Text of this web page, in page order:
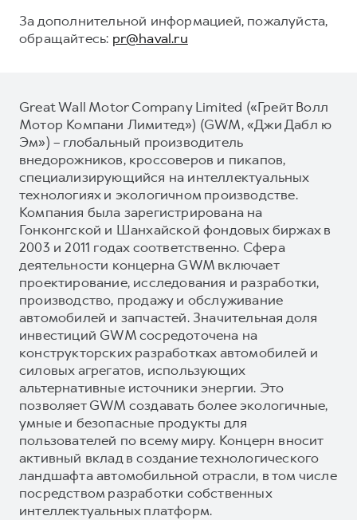
За дополнительной информацией, пожалуйста,
обращайтесь: pr@haval.ru
Great Wall Motor Company Limited («Грейт Волл
Мотор Компани Лимитед») (GWM, «Джи Дабл ю
Эм») – глобальный производитель
внедорожников, кроссоверов и пикапов,
специализирующийся на интеллектуальных
технологиях и экологичном производстве.
Компания была зарегистрирована на
Гонконгской и Шанхайской фондовых биржах в
2003 и 2011 годах соответственно. Сфера
деятельности концерна GWM включает
проектирование, исследования и разработки,
производство, продажу и обслуживание
автомобилей и запчастей. Значительная доля
инвестиций GWM сосредоточена на
конструкторских разработках автомобилей и
силовых агрегатов, использующих
альтернативные источники энергии. Это
позволяет GWM создавать более экологичные,
умные и безопасные продукты для
пользователей по всему миру. Концерн вносит
активный вклад в создание технологического
ландшафта автомобильной отрасли, в том числе
посредством разработки собственных
интеллектуальных платформ.